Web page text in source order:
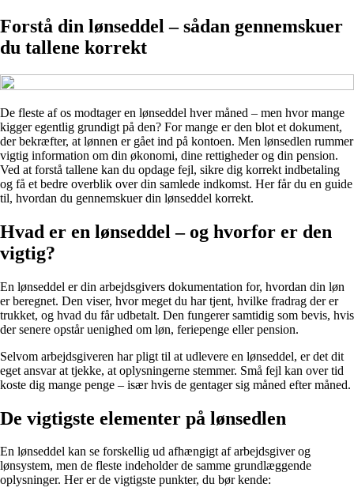
Forstå din lønseddel – sådan gennemskuer
du tallene korrekt
De fleste af os modtager en lønseddel hver måned – men hvor mange
kigger egentlig grundigt på den? For mange er den blot et dokument,
der bekræfter, at lønnen er gået ind på kontoen. Men lønsedlen rummer
vigtig information om din økonomi, dine rettigheder og din pension.
Ved at forstå tallene kan du opdage fejl, sikre dig korrekt indbetaling
og få et bedre overblik over din samlede indkomst. Her får du en guide
til, hvordan du gennemskuer din lønseddel korrekt.
Hvad er en lønseddel – og hvorfor er den
vigtig?
En lønseddel er din arbejdsgivers dokumentation for, hvordan din løn
er beregnet. Den viser, hvor meget du har tjent, hvilke fradrag der er
trukket, og hvad du får udbetalt. Den fungerer samtidig som bevis, hvis
der senere opstår uenighed om løn, feriepenge eller pension.
Selvom arbejdsgiveren har pligt til at udlevere en lønseddel, er det dit
eget ansvar at tjekke, at oplysningerne stemmer. Små fejl kan over tid
koste dig mange penge – især hvis de gentager sig måned efter måned.
De vigtigste elementer på lønsedlen
En lønseddel kan se forskellig ud afhængigt af arbejdsgiver og
lønsystem, men de fleste indeholder de samme grundlæggende
oplysninger. Her er de vigtigste punkter, du bør kende: